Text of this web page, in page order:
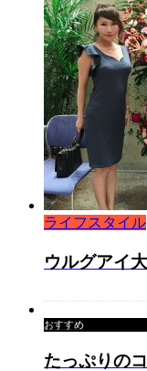
ライフスタイル
ウルグアイ
おすすめ
たっぷりの